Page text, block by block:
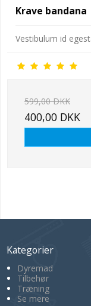
Krave bandana
Vestibulum id
599,00 DKK
400,00 DKK
Kategorier
Dyremad
Tilbehør
Træning
Se mere